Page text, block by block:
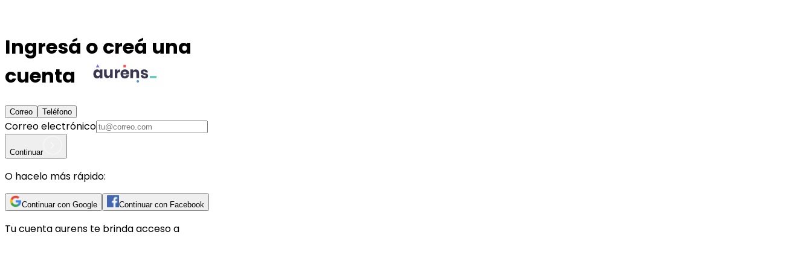
Ingresá o creá una
cuenta
Correo Teléfono
Correo electrónico
Continuar
O hacelo más rápido:
Continuar con Google Continuar con Facebook
Tu cuentaaurens te brinda acceso a